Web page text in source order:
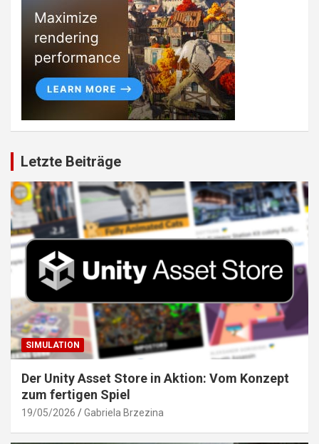
Letzte Beiträge
SIMULATION
Der Unity Asset Store in Aktion: Vom Konzept
zum fertigen Spiel
19/05/2026 Gabriela Brzezina